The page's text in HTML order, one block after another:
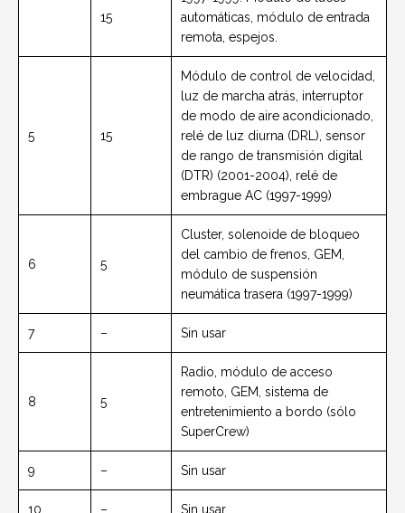
15
automáticas, módulo de entrada
remota, espejos.
5 15
Módulo de control de velocidad,
luz de marcha atrás, interruptor
de modo de aire acondicionado,
relé de luz diurna (DRL), sensor
de rango de transmisión digital
(DTR) (2001-2004), relé de
embrague AC (1997-1999)
6 5
Cluster, solenoide de bloqueo
del cambio de frenos, GEM,
módulo de suspensión
neumática trasera (1997-1999)
7 – Sin usar
8 5
Radio, módulo de acceso
remoto, GEM, sistema de
entretenimiento a bordo (sólo
SuperCrew)
9 – Sin usar
10 – Sin usar